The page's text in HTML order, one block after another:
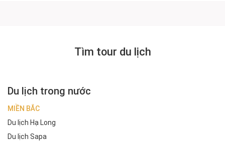
Tìm tour du lịch
Du lịch trong nước
MIỀN BẮC
Du lịch Hạ Long
Du lịch Sapa